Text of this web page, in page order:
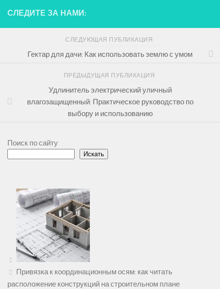
СЛЕДИТЕ ЗА НАМИ:
СЛЕДУЮЩАЯ ПУБЛИКАЦИЯ
Гектар для дачи: Как использовать землю с умом
ПРЕДЫДУЩАЯ ПУБЛИКАЦИЯ
Удлинитель электрический уличный
влагозащищенный: Практическое руководство по
выбору и использованию
Поиск по сайту
Искать
Привязка к координационным осям: как читать
расположение конструкций на строительном плане